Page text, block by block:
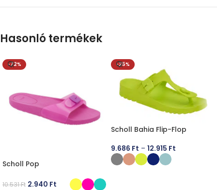
Hasonló termékek
-72%
Scholl Pop
10.531Ft 2.940 Ft
-25%
Scholl Bahia Flip-Flop
9.686 Ft – 12.915 Ft